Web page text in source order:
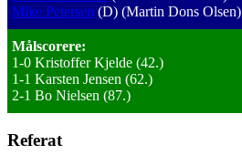
Mike Petersen (D) (Martin Dons Olsen)
Målscorere:
1-0 Kristoffer Kjelde (42.)
1-1 Karsten Jensen (62.)
2-1 Bo Nielsen (87.)
Referat